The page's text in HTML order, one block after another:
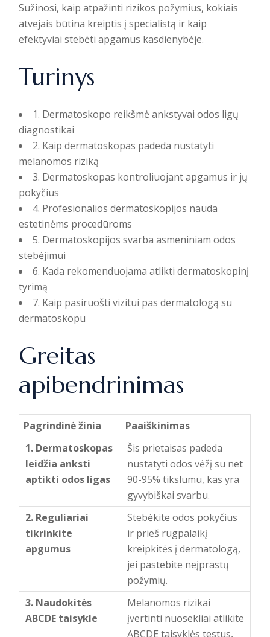
Sužinosi, kaip atpažinti rizikos požymius, kokiais
atvejais būtina kreiptis į specialistą ir kaip
efektyviai stebėti apgamus kasdienybėje.
Turinys
1. Dermatoskopo reikšmė ankstyvai odos ligų
diagnostikai
2. Kaip dermatoskopas padeda nustatyti
melanomos riziką
3. Dermatoskopas kontroliuojant apgamus ir jų
pokyčius
4. Profesionalios dermatoskopijos nauda
estetinėms procedūroms
5. Dermatoskopijos svarba asmeniniam odos
stebėjimui
6. Kada rekomenduojama atlikti dermatoskopinį
tyrimą
7. Kaip pasiruošti vizitui pas dermatologą su
dermatoskopu
Greitas
apibendrinimas
Pagrindinė žinia
Paaiškinimas
1. Dermatoskopas
leidžia anksti
aptikti odos ligas
Šis prietaisas padeda
nustatyti odos vėžį su net
90-95% tikslumu, kas yra
gyvybiškai svarbu.
2. Reguliariai
tikrinkite
apgumus
Stebėkite odos pokyčius
ir prieš rugpalaikį
kreipkitės į dermatologą,
jei pastebite neįprastų
požymių.
3. Naudokitės
ABCDE taisykle
Melanomos rizikai
įvertinti nuosekliai atlikite
ABCDE taisyklės testus,